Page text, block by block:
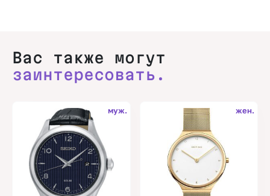
Вас также могут
заинтересовать.
муж. жен.